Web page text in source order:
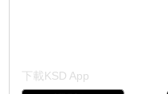
下載KSD App